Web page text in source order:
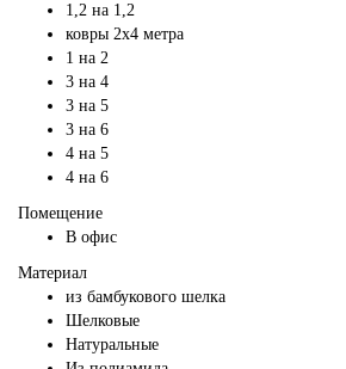
1,2 на 1,2
ковры 2х4 метра
1 на 2
3 на 4
3 на 5
3 на 6
4 на 5
4 на 6
Помещение
В офис
Материал
из бамбукового шелка
Шелковые
Натуральные